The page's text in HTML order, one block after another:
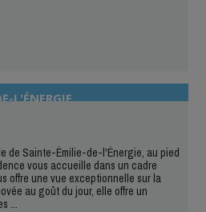
L'ÉNERGIE
de Sainte-Émilie-de-l'Énergie, au pied
vous accueille dans un cadre
offre une vue exceptionnelle sur la
au goût du jour, elle offre un
...